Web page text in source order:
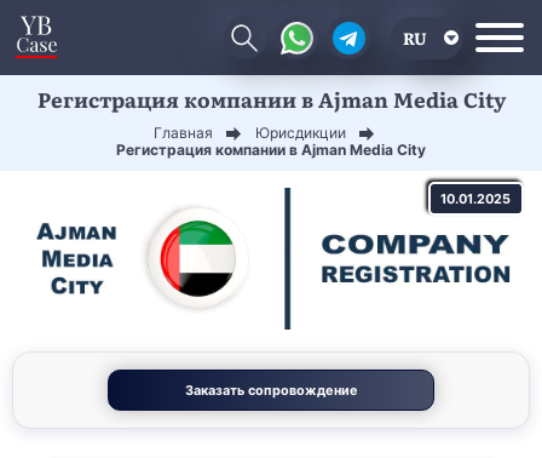
RU
EN
Регистрация компании в Ajman Media City
Главная
Юрисдикции
Регистрация компании в Ajman Media City
10.01.2025
Заказать сопровождение